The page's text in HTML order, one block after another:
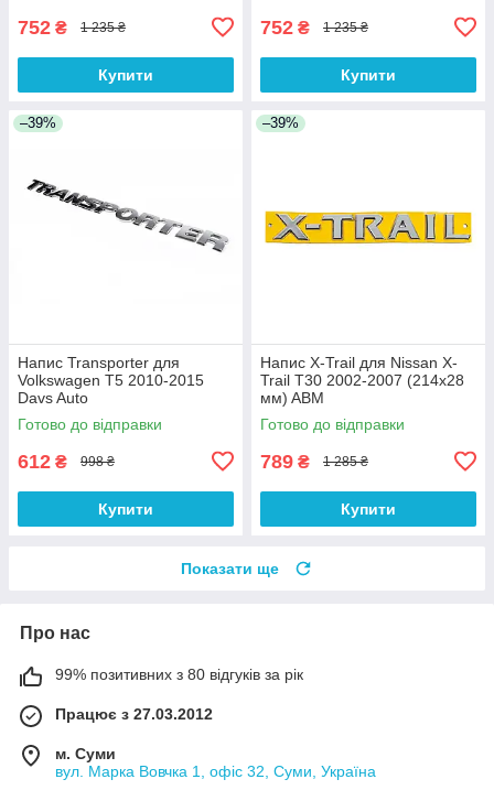
752 ₴ 1 235 ₴
Купити
752 ₴ 1 235 ₴
Купити
–39%
Напис Transporter для
Volkswagen T5 2010-2015
Davs Auto
Готово до відправки
612 ₴ 998 ₴
Купити
–39%
Напис X-Trail для Nissan X-
Trail T30 2002-2007 (214х28
мм) ABM
Готово до відправки
789 ₴ 1 285 ₴
Купити
Показати ще
Про нас
99% позитивних з 80 відгуків за рік
Працює з 27.03.2012
м. Суми
вул. Марка Вовчка 1, офіс 32, Суми, Україна